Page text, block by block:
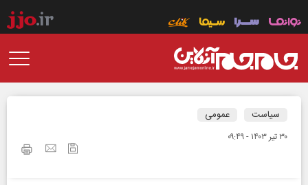
سیاست عمومی
۳۰ تير ۱۴۰۳ - ۰۹:۴۹